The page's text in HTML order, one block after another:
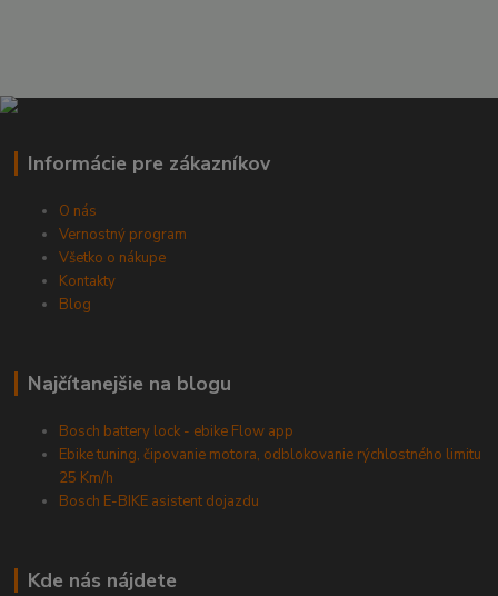
Informácie pre zákazníkov
O nás
Vernostný program
Všetko o nákupe
Kontakty
Blog
Najčítanejšie na blogu
Bosch battery lock - ebike Flow app
Ebike tuning, čipovanie motora, odblokovanie rýchlostného limitu
25 Km/h
Bosch E-BIKE asistent dojazdu
Kde nás nájdete